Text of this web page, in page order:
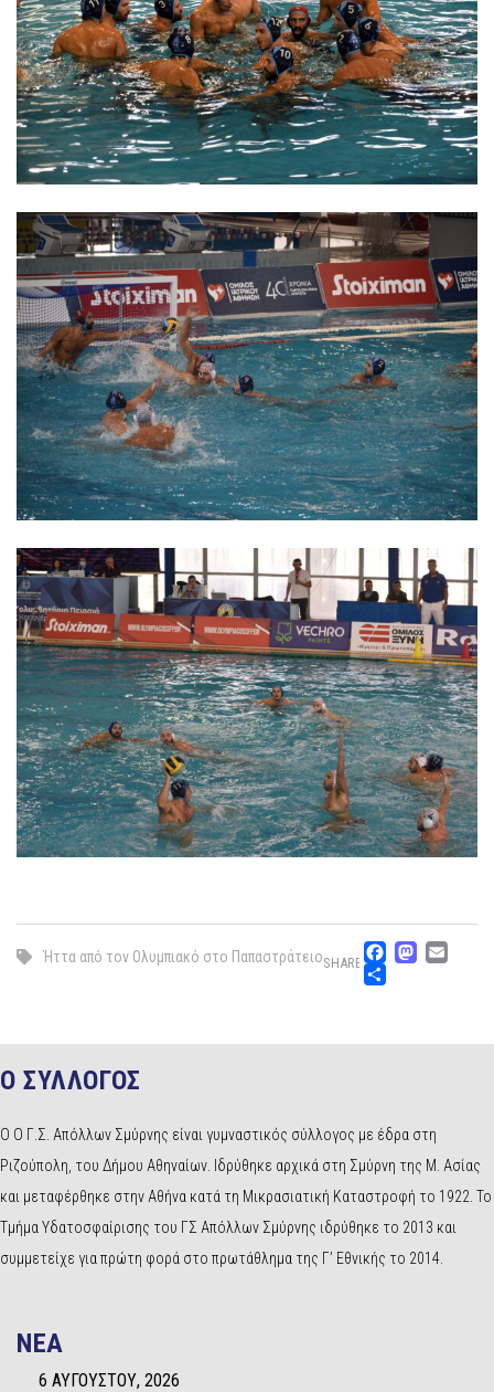
Ήττα από τον Ολυμπιακό στο ΠαπαστράτειοSHARE
Ο ΣΥΛΛΟΓΟΣ
Ο Ο Γ.Σ. Απόλλων Σμύρνης είναι γυμναστικός σύλλογος με έδρα στη
Ριζούπολη, του Δήμου Αθηναίων. Ιδρύθηκε αρχικά στη Σμύρνη της Μ. Ασίας
και μεταφέρθηκε στην Αθήνα κατά τη Μικρασιατική Καταστροφή το 1922. Το
Τμήμα Υδατοσφαίρισης του ΓΣ Απόλλων Σμύρνης ιδρύθηκε το 2013 και
συμμετείχε για πρώτη φορά στο πρωτάθλημα της Γ’ Εθνικής το 2014.
NEA
6 ΑΥΓΟΎΣΤΟΥ, 2026